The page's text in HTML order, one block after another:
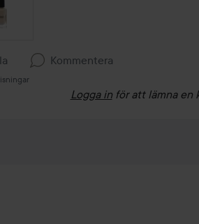
Kommentera
Logga in för att lämna en